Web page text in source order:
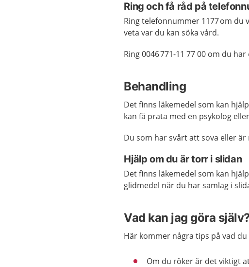
Ring och få råd på
Ring telefonnummer 1177 om du
veta var du kan söka vård.
Ring 0046 771-11 77 00 om du
Behandling
Det finns läkemedel som kan
kan få prata med en psykolog
Du som har svårt att sova eller
Hjälp om du är torr i slidan
Det finns läkemedel som kan
glidmedel när du har samlag i
Vad kan jag göra
Här kommer några tips på vad
Om du röker är det viktigt